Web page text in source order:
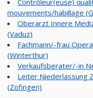
mouvements/habillage
Oberarzt Innere
(Vaduz)
Fachmann/-frau
(Winterthur)
Verkaufsberater/-in
Leiter Niederlassung
(Zofingen)